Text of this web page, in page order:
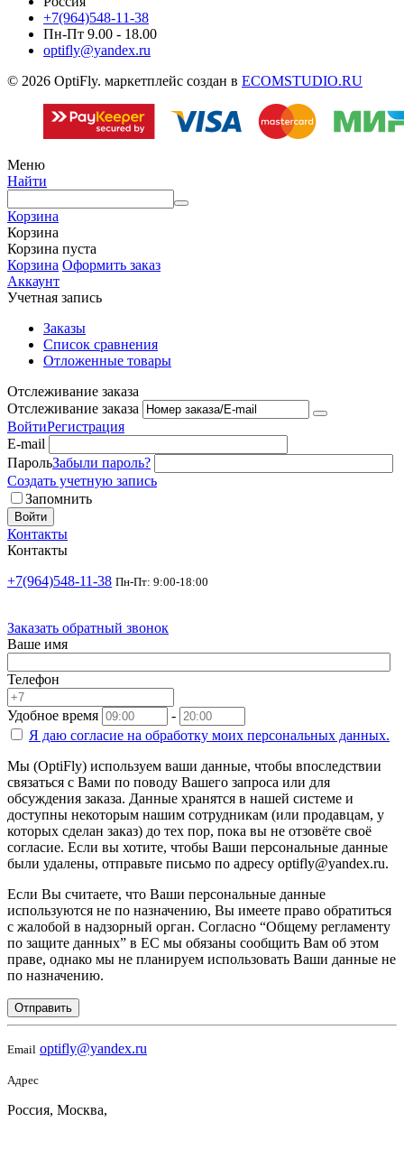
+7(964)548-11-38
Пн-Пт 9.00 - 18.00
optifly@yandex.ru
© 2026 OptiFly. маркетплейс создан в ECOMSTUDIO.RU
Меню
Найти
Корзина
Корзина
Корзина пуста
Корзина Оформить заказ
Аккаунт
Учетная запись
Заказы
Список сравнения
Отложенные товары
Отслеживание заказа
Отслеживание заказа
ВойтиРегистрация
E-mail
ПарольЗабыли пароль?
Создать учетную запись
Запомнить
Войти
Контакты
Контакты
+7(964)548-11-38 Пн-Пт: 9:00-18:00
Заказать обратный звонок
Ваше имя
Телефон
Удобное время
-
Я даю согласие на обработку моих персональных данных.
Мы (OptiFly) используем ваши данные, чтобы впоследствии
связаться с Вами по поводу Вашего запроса или для
обсуждения заказа. Данные хранятся в нашей системе и
доступны некоторым нашим сотрудникам (или продавцам, у
которых сделан заказ) до тех пор, пока вы не отзовёте своё
согласие. Если вы хотите, чтобы Ваши персональные данные
были удалены, отправьте письмо по адресу optifly@yandex.ru.
Если Вы считаете, что Ваши персональные данные
используются не по назначению, Вы имеете право обратиться
с жалобой в надзорный орган. Согласно “Общему регламенту
по защите данных” в ЕС мы обязаны сообщить Вам об этом
праве, однако мы не планируем использовать Ваши данные не
по назначению.
Отправить
Email optifly@yandex.ru
Адрес
Россия, Москва,